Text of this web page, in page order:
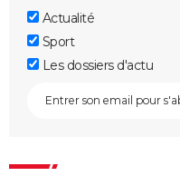
Actualité
Sport
Les dossiers d'actu